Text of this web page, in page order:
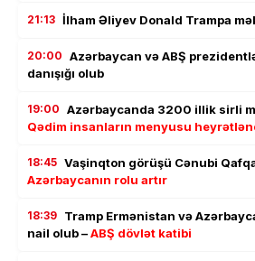
21:13 İlham Əliyev Donald Trampa
20:00 Azərbaycan və ABŞ
danışığı olub
19:00 Azərbaycanda 3200 illik sirli
Qədim insanların menyusu
18:45 Vaşinqton görüşü Cənubi
Azərbaycanın rolu artır
18:39 Tramp Ermənistan və
nail olub –ABŞ dövlət katibi